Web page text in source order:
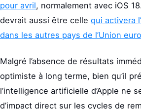
pour avril, normalement avec iOS
devrait aussi être celle qui activera
dans les autres pays de l’Union
Malgré l’absence de résultats
optimiste à long terme, bien qu’il
l’intelligence artificielle d’Apple ne
d’impact direct sur les cycles de